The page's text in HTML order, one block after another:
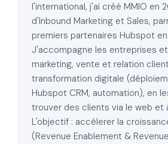
l'international, j'ai créé MMIO en
d'Inbound Marketing et Sales,
premiers partenaires Hubspot en
J'accompagne les entreprises
marketing, vente et relation
transformation digitale
Hubspot CRM, automation), en
trouver des clients via le web et
L'objectif : accélerer la
(Revenue Enablement &